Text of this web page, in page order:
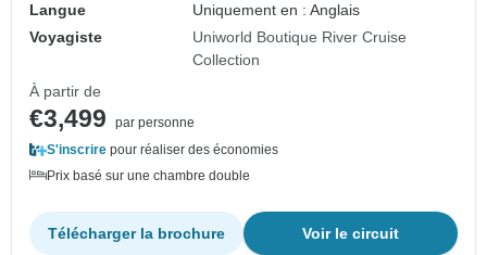
Langue
Uniquement en : Anglais
Voyagiste
Uniworld Boutique River Cruise
Collection
À partir de
€3,499
par personne
S'inscrire pour réaliser des économies
Prix basé sur une chambre double
Voir le circuit
Télécharger la brochure